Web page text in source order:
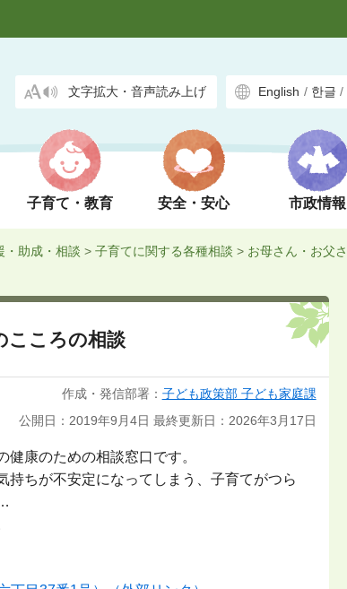
文字拡大・音声読み上げ English / 한글 /
子育て・教育 安全・安心 市政情報
・助成・相談 > 子育てに関する各種相談 > お母さん・お父
こころの相談
作成・発信部署： 子ども政策部 子ども家庭課
公開日：2019年9月4日 最終更新日：2026年3月17日
康のための相談窓口です。
持ちが不安定になってしまう、子育てがつら